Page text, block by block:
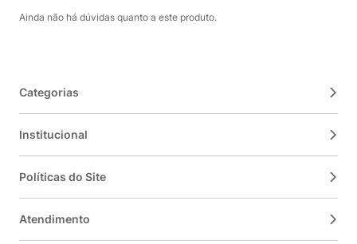
Ainda não há dúvidas quanto a este produto.
Categorias
Institucional
Políticas do Site
Atendimento